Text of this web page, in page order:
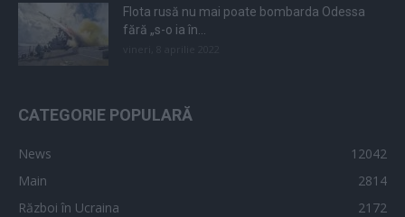
Flota rusă nu mai poate bombarda Odessa
fără „s-o ia în...
CATEGORIE POPULARĂ
News
12042
Main
2814
Război în Ucraina
2172